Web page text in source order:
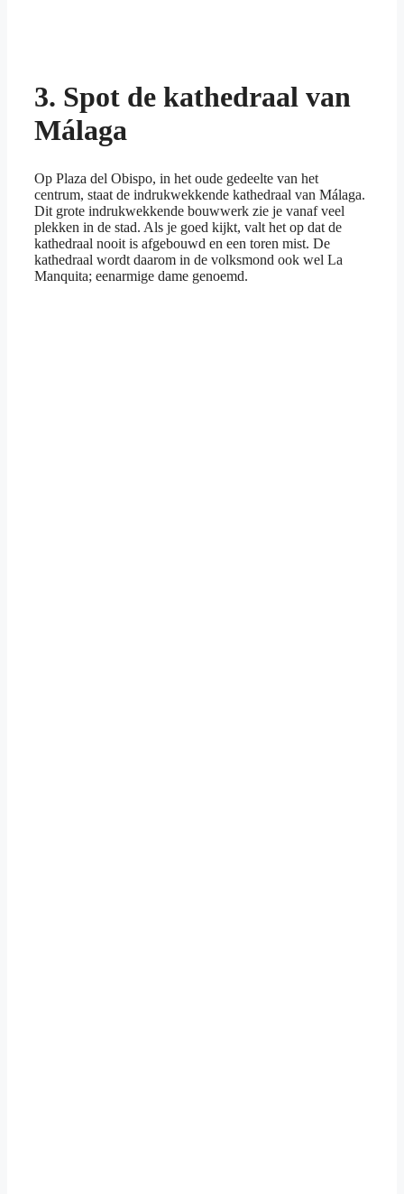
3. Spot de kathedraal van
Málaga
Op Plaza del Obispo, in het oude gedeelte van het
centrum, staat de indrukwekkende kathedraal van Málaga.
Dit grote indrukwekkende bouwwerk zie je vanaf veel
plekken in de stad. Als je goed kijkt, valt het op dat de
kathedraal nooit is afgebouwd en een toren mist. De
kathedraal wordt daarom in de volksmond ook wel La
Manquita; eenarmige dame genoemd.